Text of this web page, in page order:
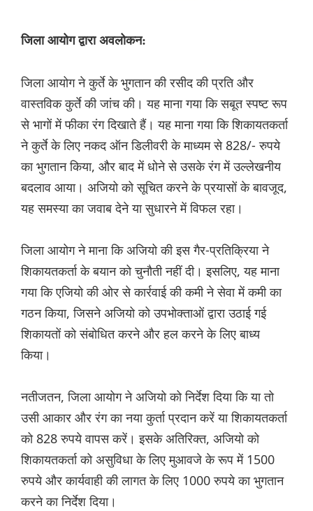
जिला आयोग द्वारा अवलोकन:
जिला आयोग ने कुर्ते के भुगतान की रसीद की प्रति और
वास्तविक कुर्ते की जांच की। यह माना गया कि सबूत स्पष्ट रूप
से भागों में फीका रंग दिखाते हैं। यह माना गया कि शिकायतकर्ता
ने कुर्ते के लिए नकद ऑन डिलीवरी के माध्यम से 828/- रुपये
का भुगतान किया, और बाद में धोने से उसके रंग में उल्लेखनीय
बदलाव आया। अजियो को सूचित करने के प्रयासों के बावजूद,
यह समस्या का जवाब देने या सुधारने में विफल रहा।
जिला आयोग ने माना कि अजियो की इस गैर-प्रतिक्रिया ने
शिकायतकर्ता के बयान को चुनौती नहीं दी। इसलिए, यह माना
गया कि एजियो की ओर से कार्रवाई की कमी ने सेवा में कमी का
गठन किया, जिसने अजियो को उपभोक्ताओं द्वारा उठाई गई
शिकायतों को संबोधित करने और हल करने के लिए बाध्य
किया।
नतीजतन, जिला आयोग ने अजियो को निर्देश दिया कि या तो
उसी आकार और रंग का नया कुर्ता प्रदान करें या शिकायतकर्ता
को 828 रुपये वापस करें। इसके अतिरिक्त, अजियो को
शिकायतकर्ता को असुविधा के लिए मुआवजे के रूप में 1500
रुपये और कार्यवाही की लागत के लिए 1000 रुपये का भुगतान
करने का निर्देश दिया।